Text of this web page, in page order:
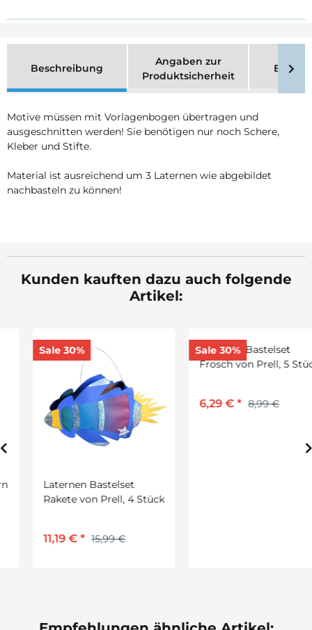
Beschreibung
Angaben zur
Produktsicherheit
Motive müssen mit Vorlagenbogen übertragen und
ausgeschnitten werden! Sie benötigen nur noch Schere,
Kleber und Stifte.
Material ist ausreichend um 3 Laternen wie abgebildet
nachbasteln zu können!
Kunden kauften dazu auch folgende
Artikel:
Sale 30%
Laternen Bastelset
Rakete von Prell, 4 Stück
11,19 €* 15,99 €
Sale 30%